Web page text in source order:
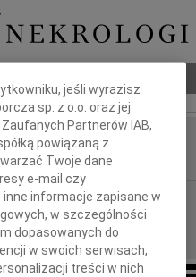
Szerkus
jeśli wyrazisz
sp. z o.o. oraz jej
] Zaufanych Partnerów IAB,
powiązaną z
Twoje dane
e-mail czy
informacje zapisane w
w szczególności
dopasowanych do
w swoich serwisach,
treści w nich